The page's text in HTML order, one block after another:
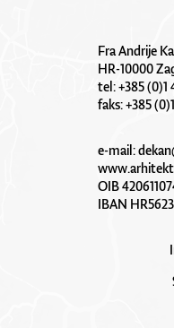
Fra Andrije
HR-10000
tel: +385 (0)1
faks: +385
e-mail:
OIB
IBAN